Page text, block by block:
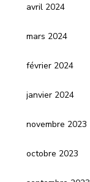
avril 2024
mars 2024
février 2024
janvier 2024
novembre 2023
octobre 2023